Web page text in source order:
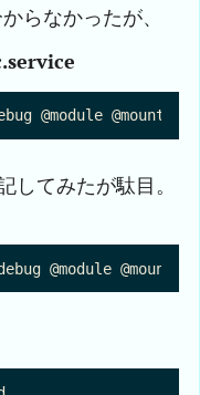
らなかったが、
してみたが駄目。